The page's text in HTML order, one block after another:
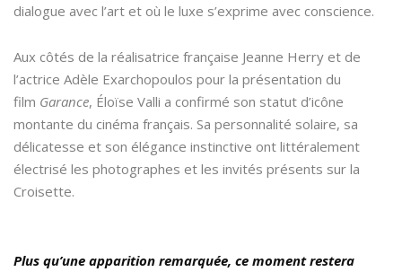
dialogue avec l’art et où le luxe s’exprime avec conscience.
Aux côtés de la réalisatrice française Jeanne Herry et de
l’actrice Adèle Exarchopoulos pour la présentation du
film Garance, Éloïse Valli a confirmé son statut d’icône
montante du cinéma français. Sa personnalité solaire, sa
délicatesse et son élégance instinctive ont littéralement
électrisé les photographes et les invités présents sur la
Croisette.
Plus qu’une apparition remarquée, ce moment restera